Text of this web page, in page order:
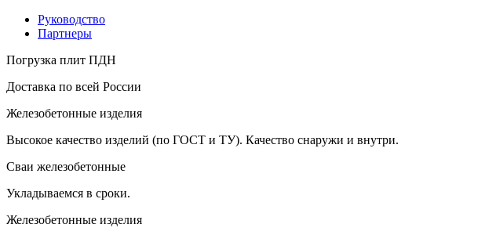
Руководство
Партнеры
Погрузка плит ПДН
Доставка по всей России
Железобетонные изделия
Высокое качество изделий (по ГОСТ и ТУ). Качество снаружи и внутри.
Сваи железобетонные
Укладываемся в сроки.
Железобетонные изделия